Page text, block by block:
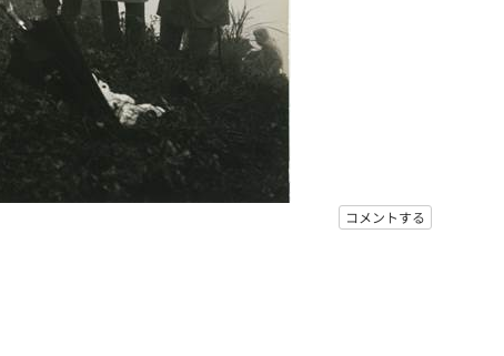
コメントする